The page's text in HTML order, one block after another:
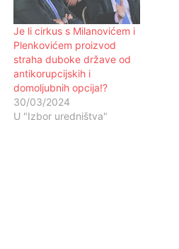
Je li cirkus s Milanovićem i
Plenkovićem proizvod
straha duboke države od
antikorupcijskih i
domoljubnih opcija!?
30/03/2024
U "Izbor uredništva"